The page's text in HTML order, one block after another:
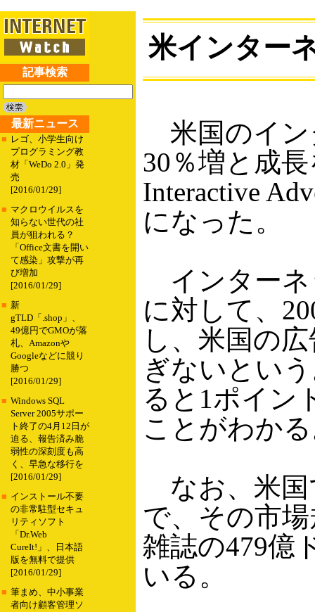
記事検索
最新ニュース
■ レゴ、小学生向け
プログラミング教
材「WeDo 2.0」発
売
[2016/01/29]
■ マクロウイルスを
知らない世代の社
員が狙われる？
「Office文書を開い
て感染」攻撃が再
び増加
[2016/01/29]
■ 新
gTLD「.shop」、
49億円でGMOが落
札、Amazonや
Googleなどに競り
勝つ
[2016/01/29]
■ Windows SQL
Server 2005サポー
ト終了の4月12日が
迫る、報告済み脆
弱性の深刻度も高
く、早急な移行を
[2016/01/29]
■ インストール不要
の非常駐型セキュ
リティソフト
「Dr.Web
CureIt!」、日本語
版を無料で提供
[2016/01/29]
■ 筆まめ、中小事業
者向け顧客管理ソ
米インター
米国のイン
30％増と成
Interactive
になった。
インターネ
に対して、
し、米国の
ぎないとい
ると1ポイン
ことがわか
なお、米国
で、その市
雑誌の479億
いる。